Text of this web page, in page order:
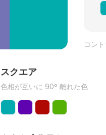
コン
スクエア
色相が互いに 90° 離れた色